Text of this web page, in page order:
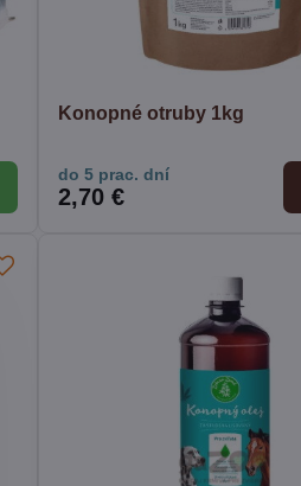
Konopné otruby 1kg
do 5 prac. dní
2,70 €